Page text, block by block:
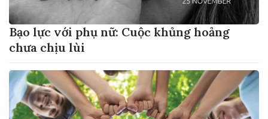
Bạo lực với phụ nữ: Cuộc khủng hoảng
chưa chịu lùi